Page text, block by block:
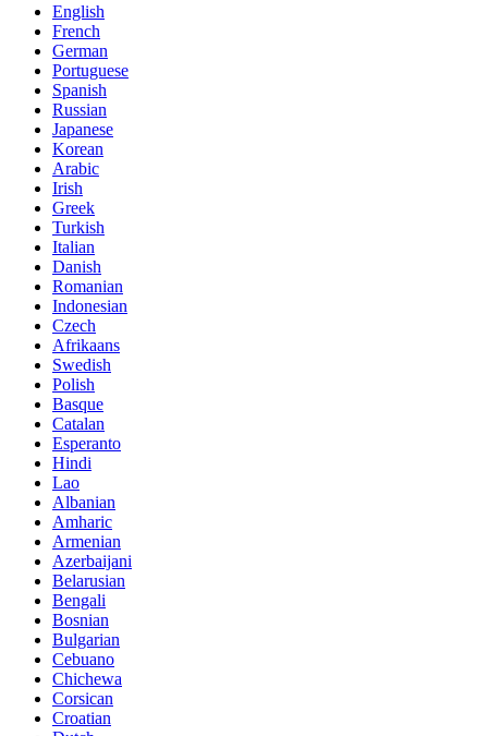
English
French
German
Portuguese
Spanish
Russian
Japanese
Korean
Arabic
Irish
Greek
Turkish
Italian
Danish
Romanian
Indonesian
Czech
Afrikaans
Swedish
Polish
Basque
Catalan
Esperanto
Hindi
Lao
Albanian
Amharic
Armenian
Azerbaijani
Belarusian
Bengali
Bosnian
Bulgarian
Cebuano
Chichewa
Corsican
Croatian